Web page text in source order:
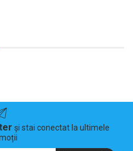
și stai conectat la ultimele